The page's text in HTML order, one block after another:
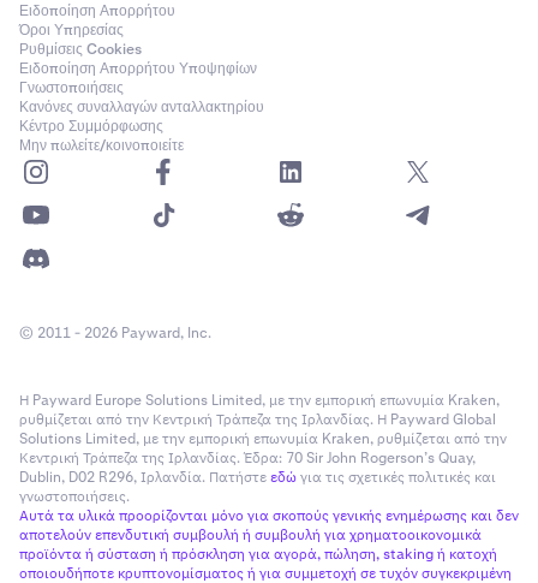
Ειδοποίηση Απορρήτου
Όροι Υπηρεσίας
Ρυθμίσεις Cookies
Ειδοποίηση Απορρήτου Υποψηφίων
Γνωστοποιήσεις
Κανόνες συναλλαγών ανταλλακτηρίου
Κέντρο Συμμόρφωσης
Μην πωλείτε/κοινοποιείτε
© 2011 - 2026 Payward, Inc.
Η Payward Europe Solutions Limited, με την εμπορική επωνυμία Kraken,
ρυθμίζεται από την Κεντρική Τράπεζα της Ιρλανδίας. Η Payward Global
Solutions Limited, με την εμπορική επωνυμία Kraken, ρυθμίζεται από την
Κεντρική Τράπεζα της Ιρλανδίας. Έδρα: 70 Sir John Rogerson’s Quay,
Dublin, D02 R296, Ιρλανδία. Πατήστεεδώγια τις σχετικές πολιτικές και
γνωστοποιήσεις.
Αυτά τα υλικά προορίζονται μόνο για σκοπούς γενικής ενημέρωσης και δεν
αποτελούν επενδυτική συμβουλή ή συμβουλή για χρηματοοικονομικά
προϊόντα ή σύσταση ή πρόσκληση για αγορά, πώληση, staking ή κατοχή
οποιουδήποτε κρυπτονομίσματος ή για συμμετοχή σε τυχόν συγκεκριμένη